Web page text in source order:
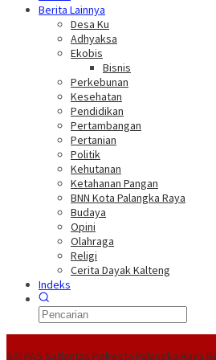
Berita Lainnya
Desa Ku
Adhyaksa
Ekobis
Bisnis
Perkebunan
Kesehatan
Pendidikan
Pertambangan
Pertanian
Politik
Kehutanan
Ketahanan Pangan
BNN Kota Palangka Raya
Budaya
Opini
Olahraga
Religi
Cerita Dayak Kalteng
Indeks
SATPAS Satlantas Polresta Palangka Raya